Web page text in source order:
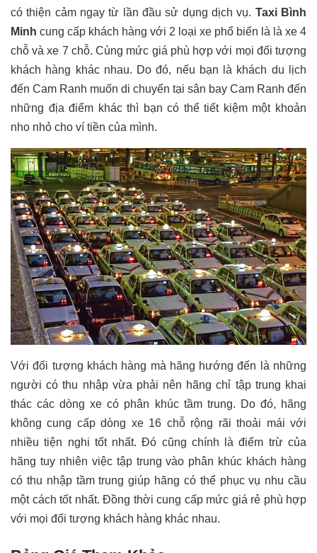
có thiện cảm ngay từ lần đầu sử dụng dịch vụ. Taxi Bình
Minh cung cấp khách hàng với 2 loại xe phổ biến là là xe 4
chỗ và xe 7 chỗ. Cùng mức giá phù hợp với mọi đối tượng
khách hàng khác nhau. Do đó, nếu bạn là khách du lịch
đến Cam Ranh muốn di chuyển tại sân bay Cam Ranh đến
những địa điểm khác thì bạn có thể tiết kiệm một khoản
nho nhỏ cho ví tiền của mình.
Với đối tượng khách hàng mà hãng hướng đến là những
người có thu nhập vừa phải nên hãng chỉ tập trung khai
thác các dòng xe có phân khúc tầm trung. Do đó, hãng
không cung cấp dòng xe 16 chỗ rộng rãi thoải mái với
nhiều tiện nghi tốt nhất. Đó cũng chính là điểm trừ của
hãng tuy nhiên việc tập trung vào phân khúc khách hàng
có thu nhập tầm trung giúp hãng có thể phục vụ nhu cầu
một cách tốt nhất. Đồng thời cung cấp mức giá rẻ phù hợp
với mọi đối tượng khách hàng khác nhau.